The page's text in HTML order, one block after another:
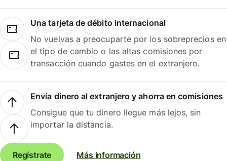
Una tarjeta de débito internacional
No vuelvas a preocuparte por los sobreprecios en
el tipo de cambio o las altas comisiones por
transacción cuando gastes en el extranjero.
Envía dinero al extranjero y ahorra en comisiones
Consigue que tu dinero llegue más lejos, sin
importar la distancia.
Regístrate Más información